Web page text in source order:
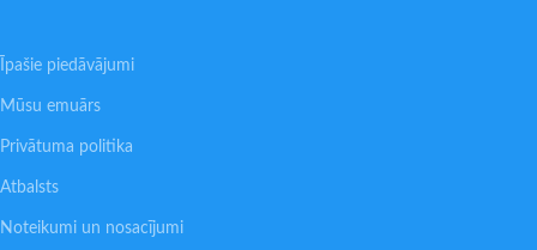
Īpašie piedāvājumi
Mūsu emuārs
Privātuma politika
Atbalsts
Noteikumi un nosacījumi